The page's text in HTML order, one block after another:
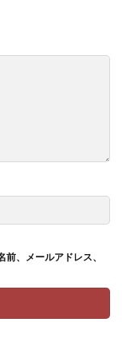
、メールアドレス、